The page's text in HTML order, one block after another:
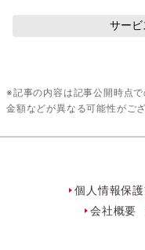
サー
※記事の内容は記事公開時点
金額などが異なる可能性がご
個人情報保
会社概要